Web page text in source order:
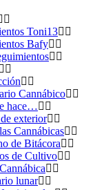
Toni13
Bafy
Cannábico
hace…
exterior
Cannábicas
de Bitácora
de Cultivo
lunar